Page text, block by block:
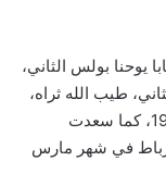
يوحنا بولس الثاني،
طيب الله ثراه،
بزيارة تاريخية إلى المغرب في شهر غشت 1985، كما سعدت
في شهر مارس